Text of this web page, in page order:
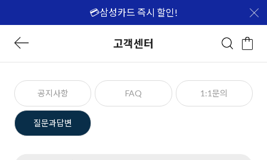
💳삼성카드 즉시 할인!
고객센터
공지사항 FAQ 1:1문의
질문과답변